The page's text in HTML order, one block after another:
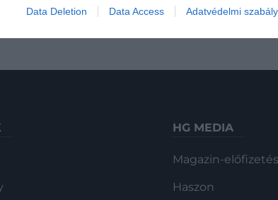
Data Deletion Data Access Adatvédelmi
HG MEDIA
Magazin-előfizetés
Haszon